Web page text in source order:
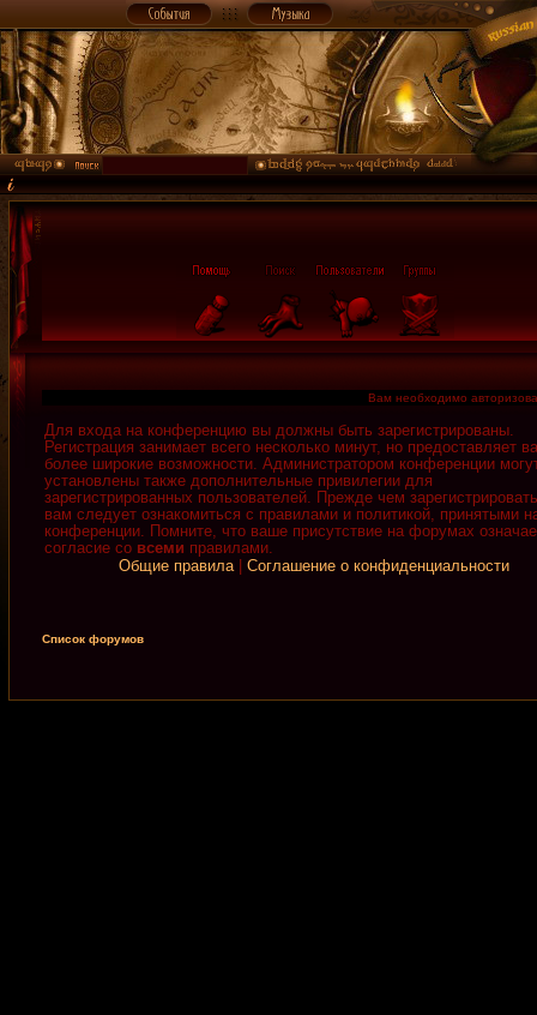
Вам необходимо
Для входа на конференцию вы должны быть зарегистрированы.
Регистрация занимает всего несколько минут, но предоставляет
более широкие возможности. Администратором конференции
установлены также дополнительные привилегии для
зарегистрированных пользователей. Прежде чем
вам следует ознакомиться с правилами и политикой, принятыми
конференции. Помните, что ваше присутствие на форумах
согласие со всеми правилами.
Общие правила| Соглашение о конфиденциальности
Список форумов